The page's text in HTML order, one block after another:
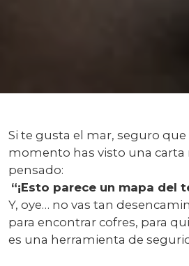
Si te gusta el mar, seguro
momento has visto una carta
pensado:
“¡Esto parece un mapa del
Y, oye… no vas tan
para encontrar cofres, para
es una herramienta de